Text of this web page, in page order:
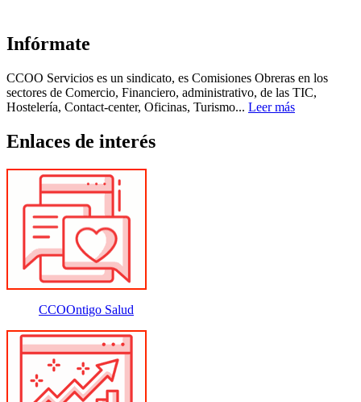
Infórmate
CCOO Servicios es un sindicato, es Comisiones Obreras en los
sectores de Comercio, Financiero, administrativo, de las TIC,
Hostelería, Contact-center, Oficinas, Turismo... Leer más
Enlaces de interés
CCOOntigo Salud